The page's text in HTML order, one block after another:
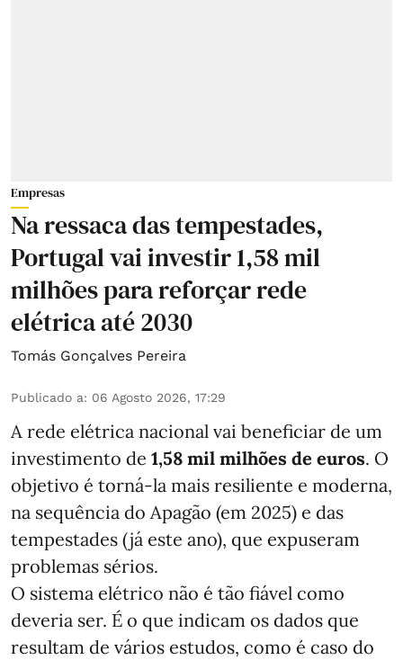
Empresas
Na ressaca das tempestades,
Portugal vai investir 1,58 mil
milhões para reforçar rede
elétrica até 2030
Tomás Gonçalves Pereira
Publicado a: 06 Agosto 2026, 17:29
A rede elétrica nacional vai beneficiar de um
investimento de 1,58 mil milhões de euros. O
objetivo é torná-la mais resiliente e moderna,
na sequência do Apagão (em 2025) e das
tempestades (já este ano), que expuseram
problemas sérios.
O sistema elétrico não é tão fiável como
deveria ser. É o que indicam os dados que
resultam de vários estudos, como é caso do